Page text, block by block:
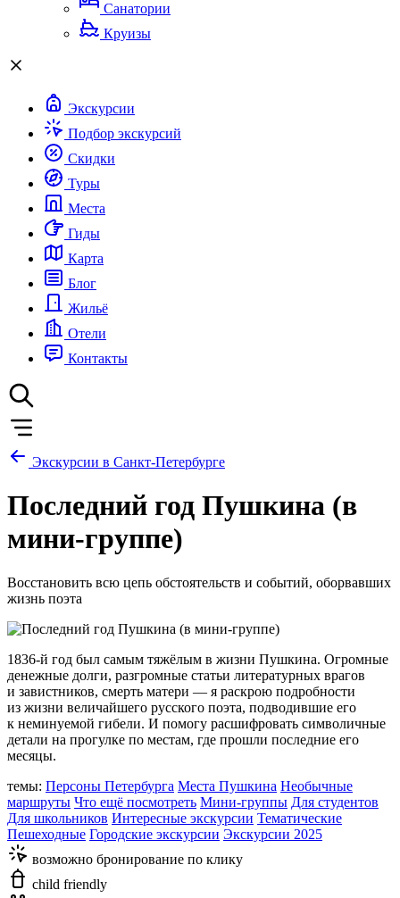
Санатории
Круизы
Экскурсии
Подбор экскурсий
Скидки
Туры
Места
Гиды
Карта
Блог
Жильё
Отели
Контакты
Экскурсии в Санкт-Петербурге
Последний год Пушкина (в
мини-группе)
Восстановить всю цепь обстоятельств и событий, оборвавших
жизнь поэта
1836-й год был самым тяжёлым в жизни Пушкина. Огромные
денежные долги, разгромные статьи литературных врагов
и завистников, смерть матери — я раскрою подробности
из жизни величайшего русского поэта, подводившие его
к неминуемой гибели. И помогу расшифровать символичные
детали на прогулке по местам, где прошли последние его
месяцы.
темы: Персоны Петербурга Места Пушкина Необычные
маршруты Что ещё посмотреть Мини-группы Для студентов
Для школьников Интересные экскурсии Тематические
Пешеходные Городские экскурсии Экскурсии 2025
возможно бронирование по клику
child friendly